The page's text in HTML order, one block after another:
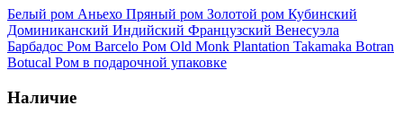
Белый ром Аньехо Пряный ром Золотой ром Кубинский
Доминиканский Индийский Французский Венесуэла
Барбадос Ром Barcelo Ром Old Monk Plantation Takamaka Botran
Botucal Ром в подарочной упаковке
Наличие